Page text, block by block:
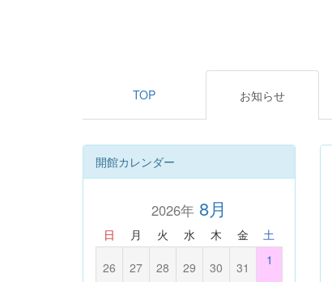
TOP お知らせ
開館カレンダー
2026年8月
日 月 火 水 木 金 土
26 27 28 29 30 31 1